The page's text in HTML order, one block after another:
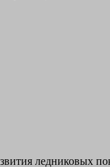
ледниковых